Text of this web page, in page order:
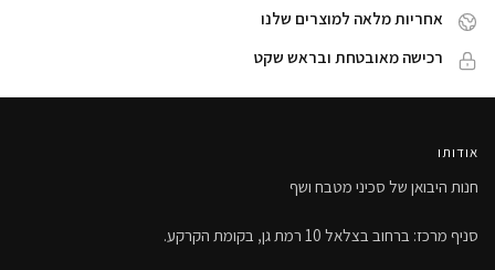
אחריות מלאה למוצרים שלנו
רכישה מאובטחת ובראש שקט
אודותו
חנות היבואן של סכיני מטבח ושף
סניף מרכז: ברחוב בצלאל 10 רמת גן, בקומת הקרקע.